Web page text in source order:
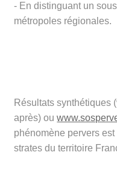
- En distinguant un
métropoles régionales.
Résultats synthétiques
après) ou
phénomène pervers
strates du territoire